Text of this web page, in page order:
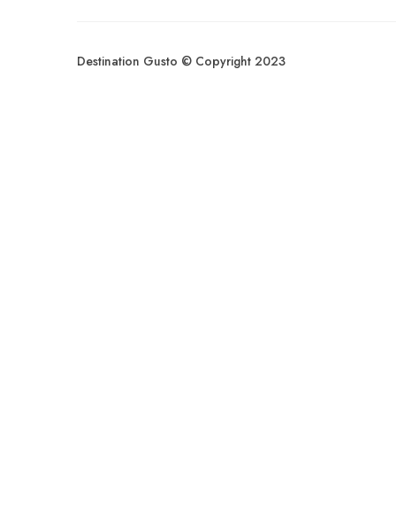
Destination Gusto © Copyright 2023